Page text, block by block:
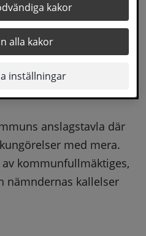
kakor
alla kakor
inställningar
anslagstavla där
med mera.
kommunfullmäktiges,
nämndernas kallelser